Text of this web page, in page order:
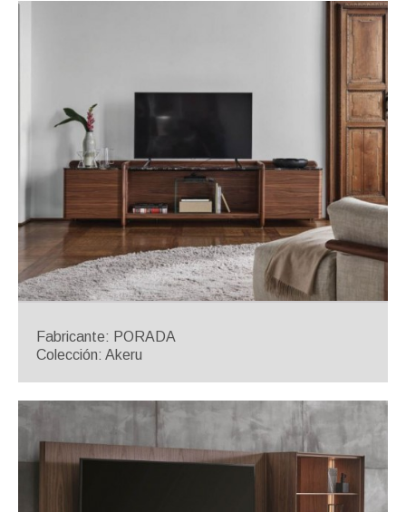
Fabricante: PORADA
Colección: Akeru